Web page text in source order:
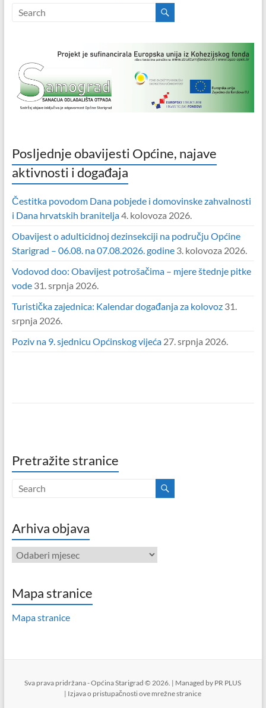
Posljednje obavijesti Općine, najave
aktivnosti i događaja
Čestitka povodom Dana pobjede i domovinske zahvalnosti
i Dana hrvatskih branitelja4. kolovoza 2026.
Obavijest o adulticidnoj dezinsekciji na području Općine
Starigrad – 06.08. na 07.08.2026. godine 3. kolovoza 2026.
Vodovod doo: Obavijest potrošačima – mjere štednje pitke
vode 31. srpnja 2026.
Turistička zajednica: Kalendar događanja za kolovoz 31.
srpnja 2026.
Poziv na 9. sjednicu Općinskog vijeća 27. srpnja 2026.
Pretražite stranice
Arhiva objava
Arhiva
objava
Mapa stranice
Mapa stranice
Sva prava pridržana - Općina Starigrad © 2026. | Managed by PR PLUS
| Izjava o pristupačnosti ove mrežne stranice